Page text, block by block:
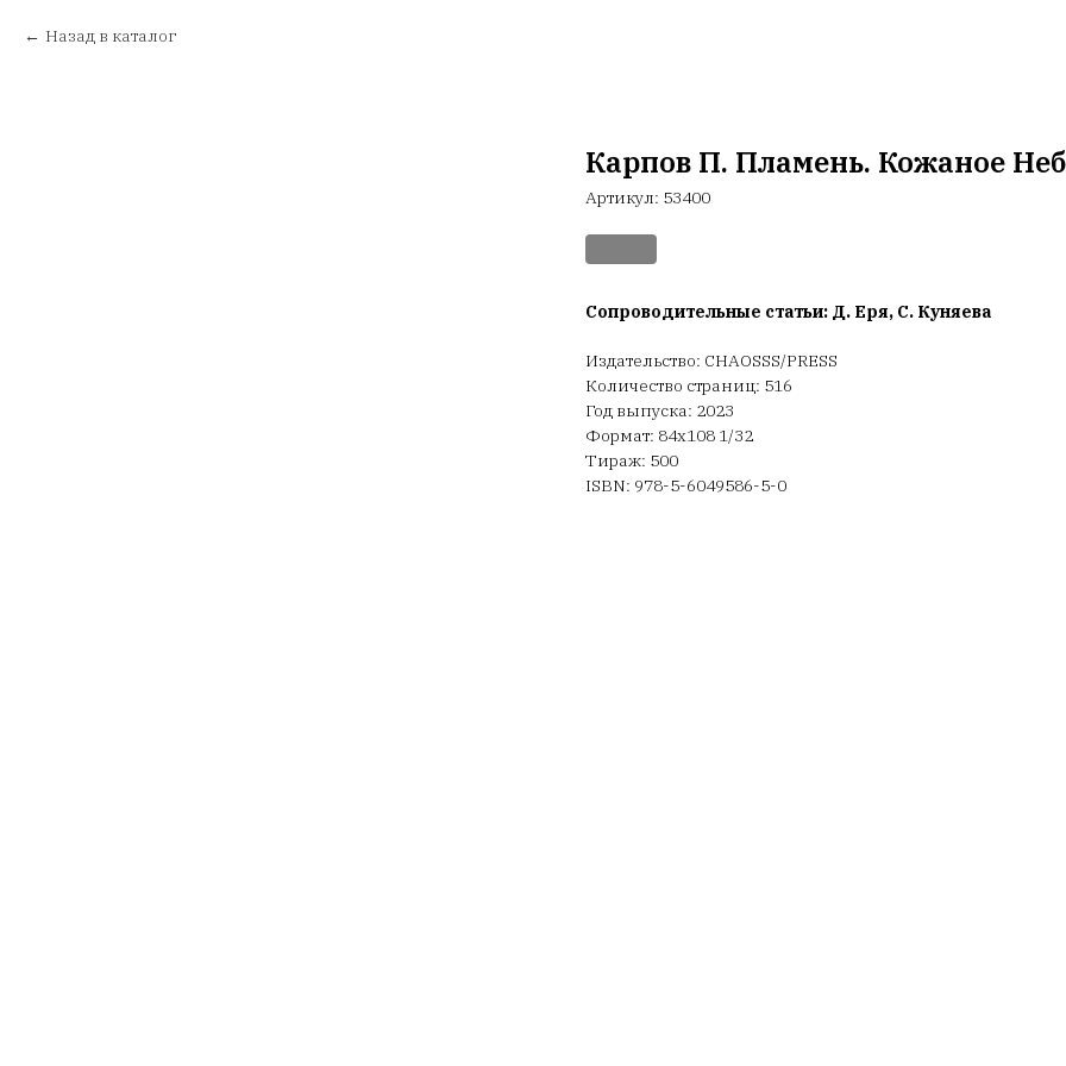
Назад в каталог
Карпов П. Пламень. Кожаное
Артикул: 53400
Сопроводительные статьи: Д. Еря, С. Куняева
Издательство: CHAOSSS/PRESS
Количество страниц: 516
Год выпуска: 2023
Формат: 84х108 1/32
Тираж: 500
ISBN: 978-5-6049586-5-0